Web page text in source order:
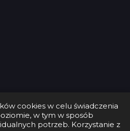
cookies w celu świadczenia
w tym w sposób
potrzeb. Korzystanie z